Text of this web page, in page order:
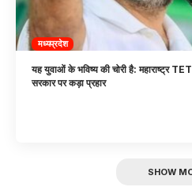
मध्यप्रदेश
यह युवाओं के भविष्य की चोरी है: महाराष्ट्र
सरकार पर कड़ा प्रहार
SHOW